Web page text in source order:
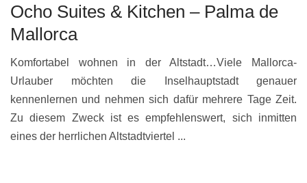
Ocho Suites & Kitchen – Palma de
Mallorca
Komfortabel wohnen in der Altstadt…Viele Mallorca-
Urlauber möchten die Inselhauptstadt genauer
kennenlernen und nehmen sich dafür mehrere Tage Zeit.
Zu diesem Zweck ist es empfehlenswert, sich inmitten
eines der herrlichen Altstadtviertel ...